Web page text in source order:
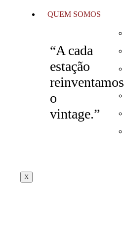
QUEM SOMOS
“A cada
estação
reinventamos
o
vintage.”
X